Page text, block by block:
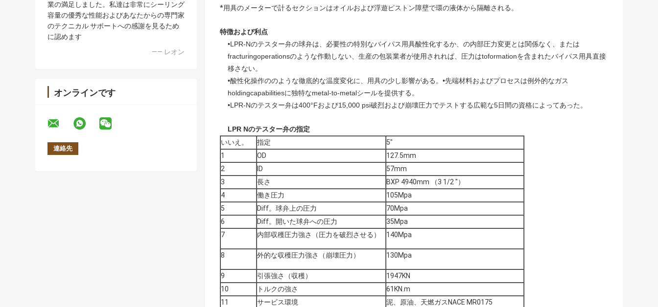
業の満足しました。私達は非常にシーリング
容量の優秀な性能およびあなたからの専門家
のテクニカル サポートへの感謝を見るため
に認めます
—— レオン
オンラインです
*用具のメーターで計るセクションはオイルおよび浮遊ピストン障壁で環の液体から隔離される。
特徴および利点
•LPR-Nのテスター弁の球弁は、必要性の特別なバイパス用具酸性化するか、の内部圧力変更とは関係なく、または
fracturingoperationsのような作動しない、生産の包装業者が使用されれば、圧力はtoformationを含まれたバイパス用具直接
移さない。
•酸性化操作ののような徹底的な温度変化に、用具の少し影響がある。•先端材料およびプロセスは例外的なガス
holdingcapabilitiesに独特なmetal-to-metalシールを提供する。
•LPR-Nのテスター弁は400°Fおよび15,000 psi破烈および崩壊圧力でテストする広範な5日間の資格によってあった。
LPR Nのテスター弁の指定
いいえ。
指定
5"
1
OD
127.5mm
2
ID
57mm
3
長さ
BXP 4940mm （3 1/2 "）
4
働き圧力
105Mpa
5
Diff。球弁上の圧力
70Mpa
6
Diff。開いた球弁への圧力
35Mpa
7
内部収穫圧力強さ（圧力を破烈させる） 140Mpa
8 外的な収穫圧力強さ（崩壊圧力） 130Mpa
9 引張強さ（収穫）
1947KN
10
トルクの強さ
61KN.m
11
サービス環境
泥、原油、天燃ガスNACE MR0175